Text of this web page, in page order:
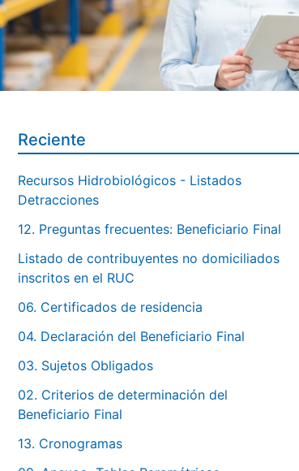
Reciente
Recursos Hidrobiológicos - Listados
Detracciones
12. Preguntas frecuentes: Beneficiario Final
Listado de contribuyentes no domiciliados
inscritos en el RUC
06. Certificados de residencia
04. Declaración del Beneficiario Final
03. Sujetos Obligados
02. Criterios de determinación del
Beneficiario Final
13. Cronogramas